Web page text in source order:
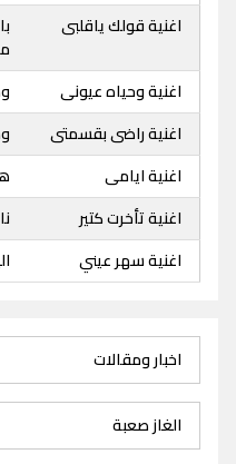
اغنية قولك ياقلبى
اغنية وحياه عيونى
اغنية راضى بقسمتى
اغنية ايامى
اغنية تأخرت كتير
اغنية سهر عيني
اخبار ومقالات
الغاز صعبة